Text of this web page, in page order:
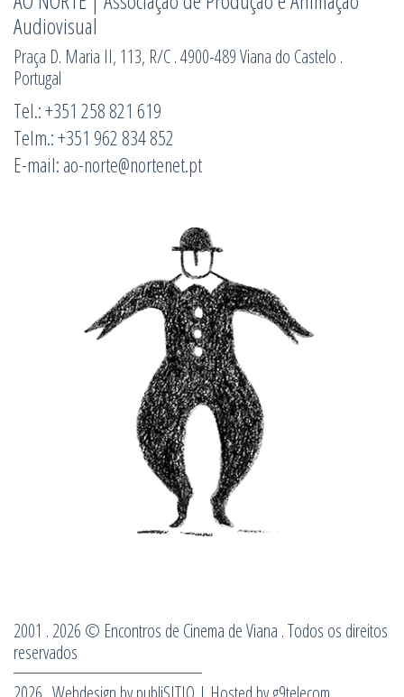
Audiovisual
Praça D. Maria II, 113, R/C . 4900-489 Viana do Castelo .
Portugal
Tel.: +351 258 821 619
Telm.: +351 962 834 852
E-mail: ao-norte@nortenet.pt
2001 . 2026 © Encontros de Cinema de Viana . Todos os direitos
reservados